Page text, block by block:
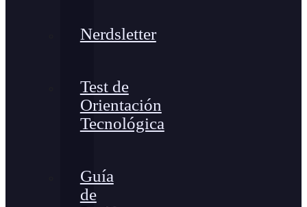
Nerdsletter
Test de
Orientación
Tecnológica
Guía
de